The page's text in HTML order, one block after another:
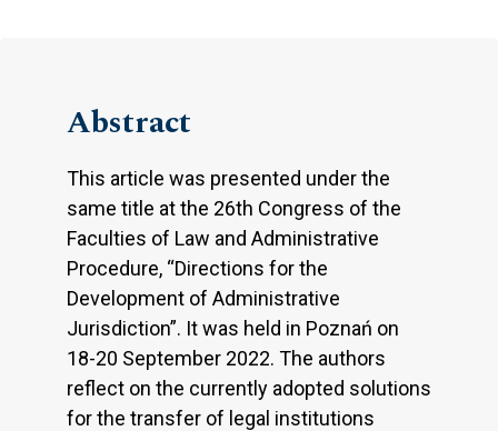
Abstract
This article was presented under the
same title at the 26th Congress of the
Faculties of Law and Administrative
Procedure, “Directions for the
Development of Administrative
Jurisdiction”. It was held in Poznań on
18-20 September 2022. The authors
reflect on the currently adopted solutions
for the transfer of legal institutions